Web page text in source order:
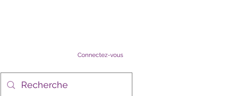
Connectez-vous